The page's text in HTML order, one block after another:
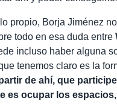
propio, Borja Jiménez
todo en esa duda entre
incluso haber alguna
tenemos claro es la
de ahí, que
es ocupar los